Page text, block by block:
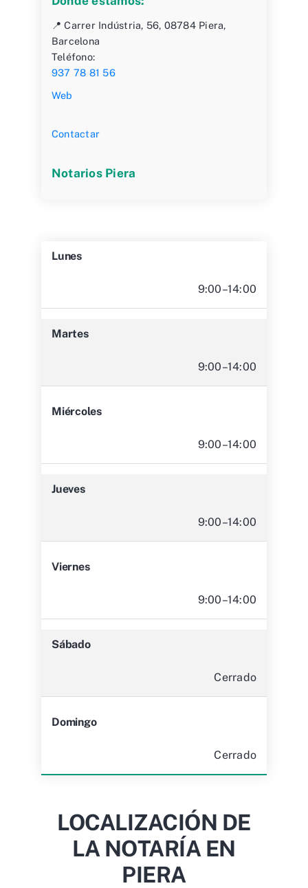
📍 Carrer Indústria, 56, 08784 Piera,
Barcelona
Teléfono:
937 78 81 56
Web
Contactar
Notarios Piera
Lunes
9:00–14:00
Martes
9:00–14:00
Miércoles
9:00–14:00
Jueves
9:00–14:00
Viernes
9:00–14:00
Sábado
Cerrado
Domingo
Cerrado
LOCALIZACIÓN DE
LA NOTARÍA EN
PIERA